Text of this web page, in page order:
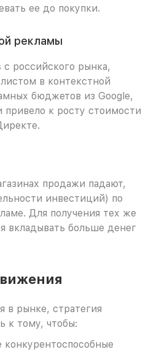
ее до покупки.
рекламы
с российского рынка,
в контекстной
бюджетов из Google,
к росту стоимости
продажи падают,
инвестиций) по
Для получения тех же
вкладывать больше денег
в рынке, стратегия
к тому, чтобы:
конкурентоспособные